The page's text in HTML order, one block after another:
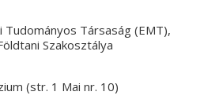
Társaság (EMT),
Szakosztálya
(str. 1 Mai nr. 10)